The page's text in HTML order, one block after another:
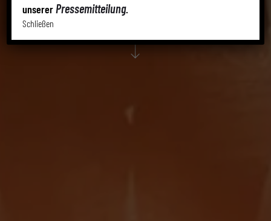
unsererPressemitteilung.
Schließen